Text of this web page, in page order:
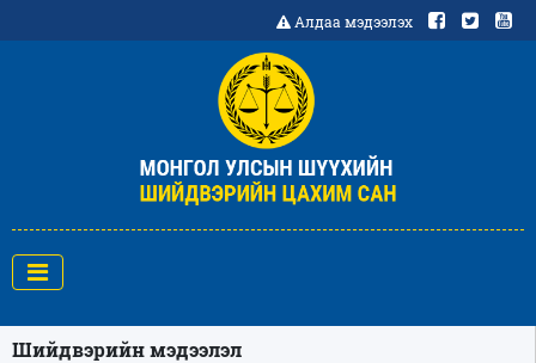
Алдаа мэдээлэх
Шийдвэрийн мэдээлэл